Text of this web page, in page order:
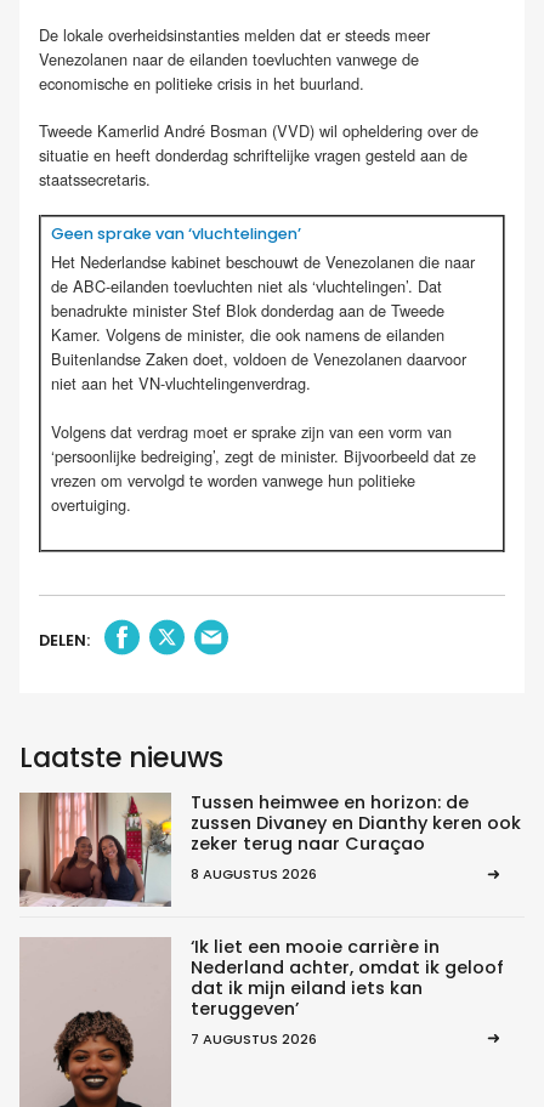
De lokale overheidsinstanties melden dat er steeds meer
Venezolanen naar de eilanden toevluchten vanwege de
economische en politieke crisis in het buurland.
Tweede Kamerlid André Bosman (VVD) wil opheldering over de
situatie en heeft donderdag schriftelijke vragen gesteld aan de
staatssecretaris.
Geen sprake van ‘vluchtelingen’
Het Nederlandse kabinet beschouwt de Venezolanen die naar
de ABC-eilanden toevluchten niet als ‘vluchtelingen’. Dat
benadrukte minister Stef Blok donderdag aan de Tweede
Kamer. Volgens de minister, die ook namens de eilanden
Buitenlandse Zaken doet, voldoen de Venezolanen daarvoor
niet aan het VN-vluchtelingenverdrag.
Volgens dat verdrag moet er sprake zijn van een vorm van
‘persoonlijke bedreiging’, zegt de minister. Bijvoorbeeld dat ze
vrezen om vervolgd te worden vanwege hun politieke
overtuiging.
DELEN:
Laatste nieuws
Tussen heimwee en horizon: de
zussen Divaney en Dianthy keren ook
zeker terug naar Curaçao
8 AUGUSTUS 2026
‘Ik liet een mooie carrière in
Nederland achter, omdat ik geloof
dat ik mijn eiland iets kan
teruggeven’
7 AUGUSTUS 2026